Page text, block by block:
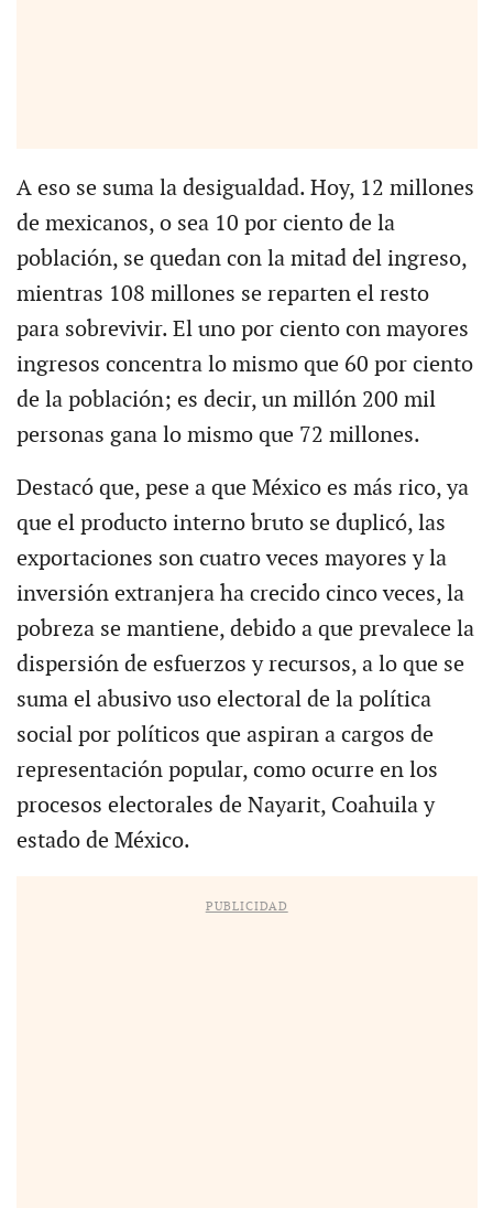
A eso se suma la desigualdad. Hoy, 12 millones
de mexicanos, o sea 10 por ciento de la
población, se quedan con la mitad del ingreso,
mientras 108 millones se reparten el resto
para sobrevivir. El uno por ciento con mayores
ingresos concentra lo mismo que 60 por ciento
de la población; es decir, un millón 200 mil
personas gana lo mismo que 72 millones.
Destacó que, pese a que México es más rico, ya
que el producto interno bruto se duplicó, las
exportaciones son cuatro veces mayores y la
inversión extranjera ha crecido cinco veces, la
pobreza se mantiene, debido a que prevalece la
dispersión de esfuerzos y recursos, a lo que se
suma el abusivo uso electoral de la política
social por políticos que aspiran a cargos de
representación popular, como ocurre en los
procesos electorales de Nayarit, Coahuila y
estado de México.
PUBLICIDAD